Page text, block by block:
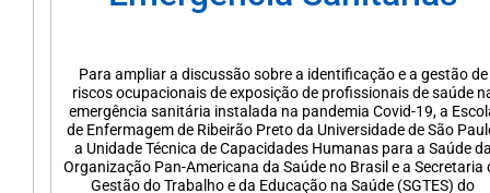
Para ampliar a discussão sobre a identificação e a gestão de
riscos ocupacionais de exposição de profissionais de saúde
emergência sanitária instalada na pandemia Covid-19, a
de Enfermagem de Ribeirão Preto da Universidade de São
a Unidade Técnica de Capacidades Humanas para a Saúde
Organização Pan-Americana da Saúde no Brasil e a Secretaria
Gestão do Trabalho e da Educação na Saúde (SGTES) do